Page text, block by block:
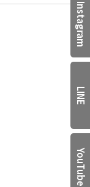
Instagram
LINE
YouTube